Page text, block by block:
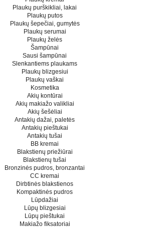
Plaukų purškikliai, lakai
Plaukų putos
Plaukų šepečiai, gumytės
Plaukų serumai
Plaukų želės
Šampūnai
Sausi šampūnai
Slenkantiems plaukams
Plaukų blizgesiui
Plaukų vaškai
Kosmetika
Akių kontūrai
Akių makiažo valikliai
Akių šešėliai
Antakių dažai, paletės
Antakių pieštukai
Antakių tušai
BB kremai
Blakstienų priežiūrai
Blakstienų tušai
Bronzinės pudros, bronzantai
CC kremai
Dirbtinės blakstienos
Kompaktinės pudros
Lūpdažiai
Lūpų blizgesiai
Lūpų pieštukai
Makiažo fiksatoriai